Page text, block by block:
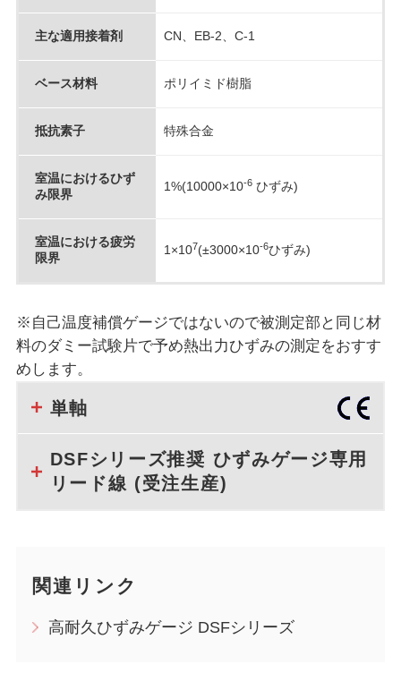
主な適用接着剤 CN、EB-2、C-1
ベース材料 ポリイミド樹脂
抵抗素子 特殊合金
室温におけるひず
み限界
1%(10000×10-6ひずみ)
室温における疲労
限界
1×107(±3000×10-6ひずみ)
※自己温度補償ゲージではないので被測定部と同じ材
料のダミー試験片で予め熱出力ひずみの測定をおすす
めします。
単軸
DSFシリーズ推奨 ひずみゲージ専用
リード線 (受注生産)
関連リンク
高耐久ひずみゲージ DSFシリーズ